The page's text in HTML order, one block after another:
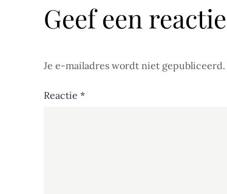
Geef een reactie
Je e-mailadres wordt niet gepubliceerd.
Reactie *